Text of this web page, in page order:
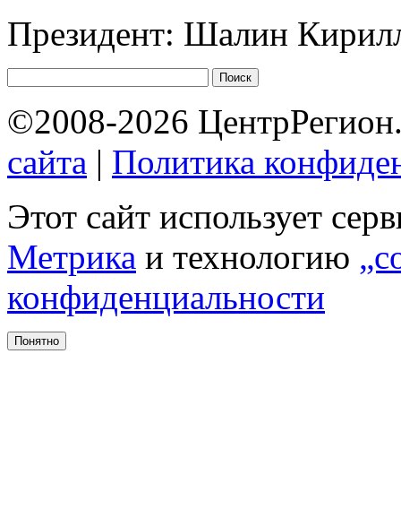
Президент: Шалин
©2008-2026
сайта | Политика
Этот сайт использует
Метрика и технологию
конфиденциальности
Понятно